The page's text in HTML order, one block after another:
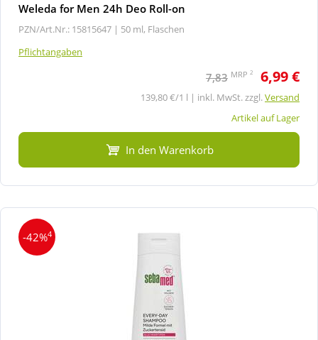
Weleda for Men 24h Deo Roll-on
PZN/Art.Nr.: 15815647 | 50 ml, Flaschen
Pflichtangaben
7,83 MRP 2 6,99 €
139,80 €/1 l | inkl. MwSt. zzgl.Versand
Artikel auf Lager
In den Warenkorb
-42%4